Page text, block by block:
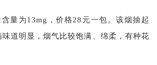
量为13mg，价格28元一包。该烟抽起
道明显，烟气比较饱满、绵柔，有种花